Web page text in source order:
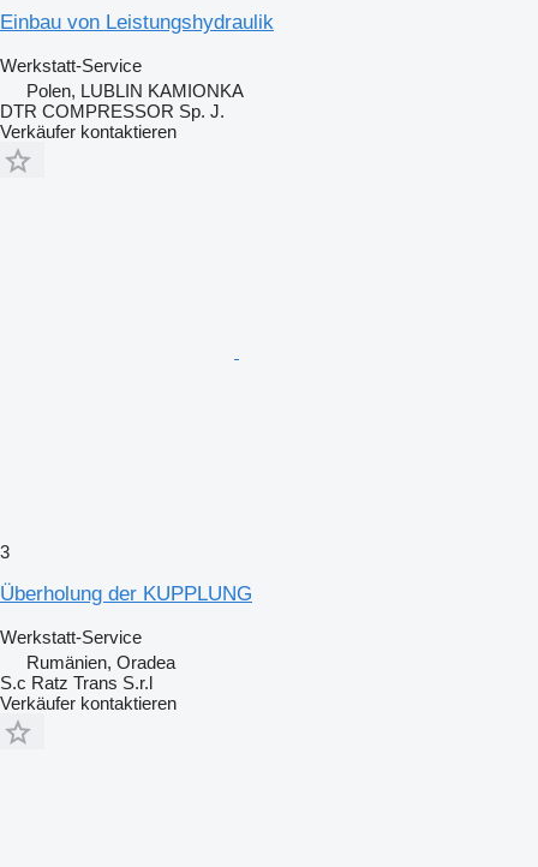
Einbau von Leistungshydraulik
Werkstatt-Service
Polen, LUBLIN KAMIONKA
DTR COMPRESSOR Sp. J.
Verkäufer kontaktieren
3
Überholung der KUPPLUNG
Werkstatt-Service
Rumänien, Oradea
S.c Ratz Trans S.r.l
Verkäufer kontaktieren